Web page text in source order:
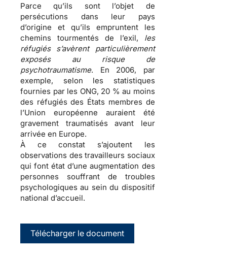
Parce qu’ils sont l’objet de
persécutions dans leur pays
d’origine et qu’ils empruntent les
chemins tourmentés de l’exil, les
réfugiés s’avèrent particulièrement
exposés au risque de
psychotraumatisme. En 2006, par
exemple, selon les statistiques
fournies par les ONG, 20 % au moins
des réfugiés des États membres de
l’Union européenne auraient été
gravement traumatisés avant leur
arrivée en Europe.
À ce constat s’ajoutent les
observations des travailleurs sociaux
qui font état d’uneaugmentation des
personnes souffrant de troubles
psychologiques au sein du dispositif
national d’accueil.
Télécharger le document